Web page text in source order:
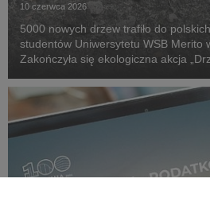
10 czerwca 2026
5000 nowych drzew trafiło do
studentów Uniwersytetu WSB Merito
Zakończyła się ekologiczna akcja
wsparciem środowiska naturalnego.